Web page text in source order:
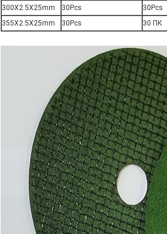
300X2.5X25mm
30Pcs 30Pcs
355X2.5X25mm
30Pcs 30 ПК